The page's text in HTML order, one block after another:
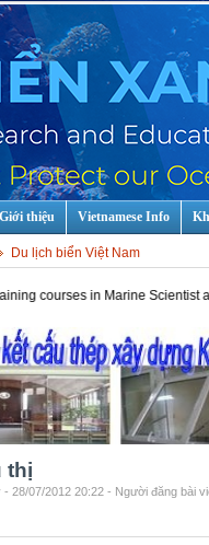
Giới thiệu Vietnamese Info
Du lịch biển Việt Nam
in Marine Scientist and
thị
28/07/2012 20:22 - Người đăng bài